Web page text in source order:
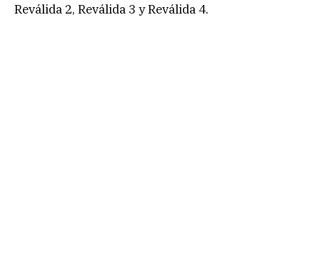
Reválida 2, Reválida 3 y Reválida 4.